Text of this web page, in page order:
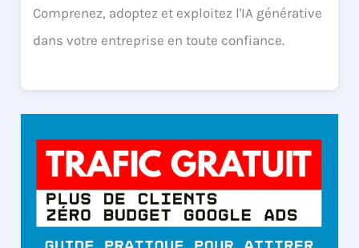
Comprenez, adoptez et exploitez l'IA générative
dans votre entreprise en toute confiance.